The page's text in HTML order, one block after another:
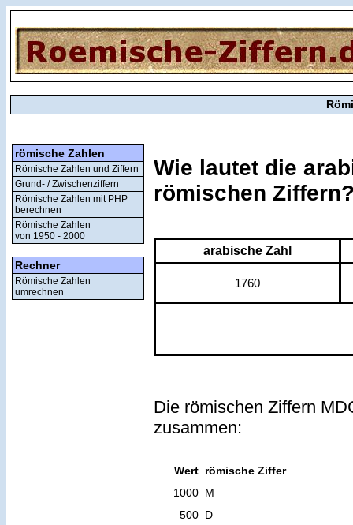
römische Zahlen
Römische Zahlen und Ziffern
Grund- / Zwischenziffern
Römische Zahlen mit PHP
berechnen
Römische Zahlen
von 1950 - 2000
Rechner
Römische Zahlen
umrechnen
Wie lautet die
römischen
arabische Zahl
1760
Die römischen Ziffern
zusammen:
Wert römische Ziffer
1000 M
500 D